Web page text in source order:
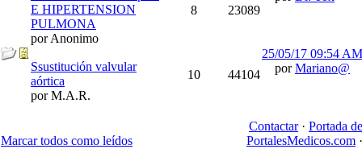
E HIPERTENSION
PULMONA
por Anonimo
8 23089
Ssustitución valvular
aórtica
por M.A.R.
10 44104
25/05/17 09:54 AM
porMariano@
Marcar todos como leídos
Contactar· Portada de
PortalesMedicos.com ·